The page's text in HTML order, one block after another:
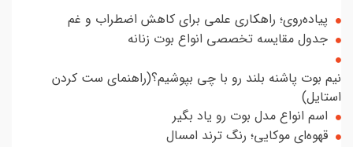
پیاده‌روی؛ راهکاری علمی برای کاهش اضطراب و غم
جدول مقایسه تخصصی انواع بوت زنانه
نیم بوت پاشنه بلند رو با چی بپوشیم؟(راهنمای ست کردن
استایل)
اسم انواع مدل بوت رو یاد بگیر
قهوه‌ای موکایی؛ رنگ ترند امسال